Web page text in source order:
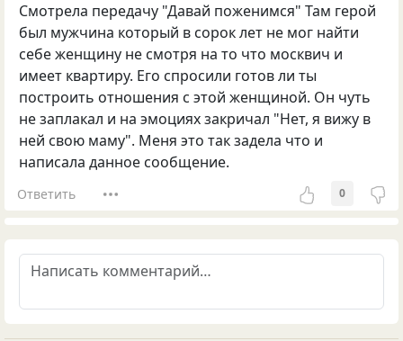
Смотрела передачу "Давай поженимся" Там герой
был мужчина который в сорок лет не мог найти
себе женщину не смотря на то что москвич и
имеет квартиру. Его спросили готов ли ты
построить отношения с этой женщиной. Он чуть
не заплакал и на эмоциях закричал "Нет, я вижу в
ней свою маму". Меня это так задела что и
написала данное сообщение.
Ответить 0